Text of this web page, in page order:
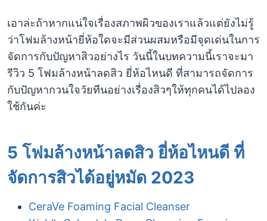
เอาล่ะถ้าหากแน่ใจเรื่องสภาพผิวของเราแล้วแต่ยังไม่รู้
ว่าโฟมล้างหน้ายี่ห้อใดจะมีส่วนผสมหรือมีจุดเด่นในการ
จัดการกับปัญหาสิวอย่างไร วันนี้ในบทความนี้เราจะมา
รีวิว 5 โฟมล้างหน้าลดสิว ยี่ห้อไหนดี ที่สามารถจัดการ
กับปัญหากวนใจวัยทีนอย่างเรื่องสิวๆให้ทุกคนได้ไปลอง
ใช้กันค่ะ
5 โฟมล้างหน้าลดสิว ยี่ห้อไหนดี ที่
จัดการสิวได้อยู่หมัด 2023
CeraVe Foaming Facial Cleanser